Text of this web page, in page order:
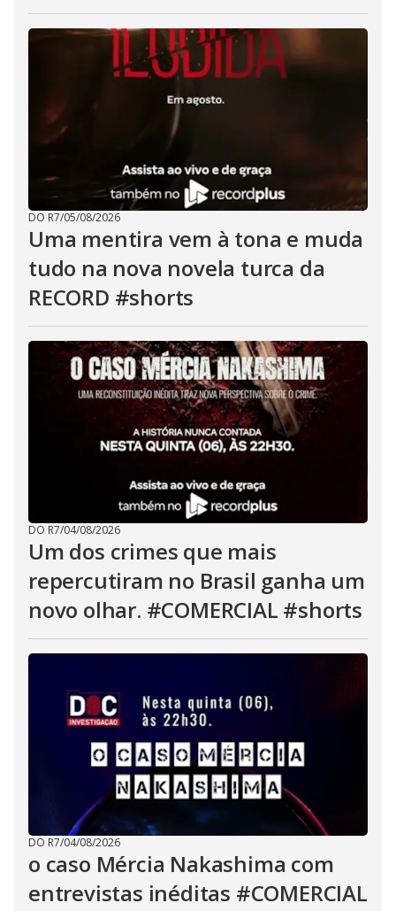
DO R7/05/08/2026
Uma mentira vem à tona e muda
tudo na nova novela turca da
RECORD #shorts
DO R7/04/08/2026
Um dos crimes que mais
repercutiram no Brasil ganha um
novo olhar. #COMERCIAL #shorts
DO R7/04/08/2026
o caso Mércia Nakashima com
entrevistas inéditas #COMERCIAL